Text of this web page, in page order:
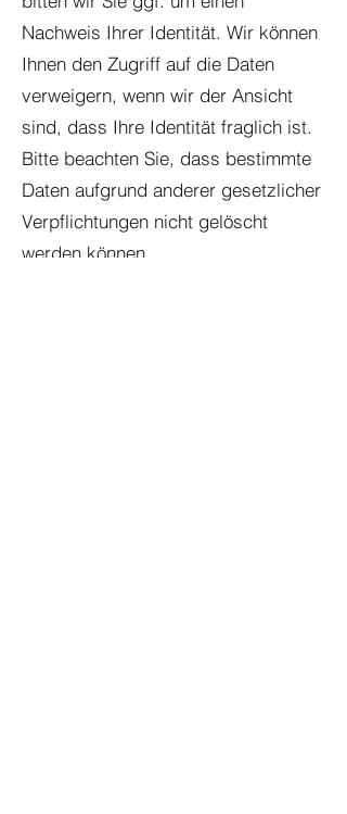
Nachweis Ihrer Identität. Wir können
Ihnen den Zugriff auf die Daten
verweigern, wenn wir der Ansicht
sind, dass Ihre Identität fraglich ist.
Bitte beachten Sie, dass bestimmte
Daten aufgrund anderer gesetzlicher
Verpflichtungen nicht gelöscht
werden können.